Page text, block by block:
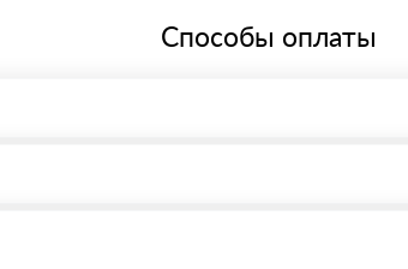
Способы оплаты